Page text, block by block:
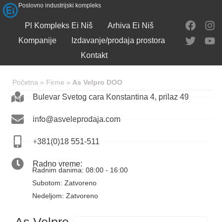
Poslovno industrijski kompleks
Pl Kompleks Ei Niš
Arhiva Ei Niš
Kompanije
Izdavanje/prodaja prostora
Kontakt
Početna » Firme » As Velpro DOO
Bulevar Svetog cara Konstantina 4, prilaz 49
info@asveleprodaja.com
+381(0)18 551-511
Radno vreme:
Radnim danima: 08:00 - 16:00
Subotom: Zatvoreno
Nedeljom: Zatvoreno